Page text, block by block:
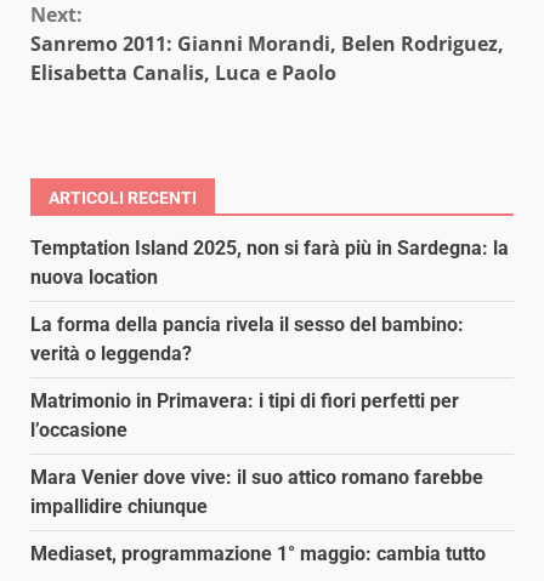
Next:
Sanremo 2011: Gianni Morandi, Belen Rodriguez,
Elisabetta Canalis, Luca e Paolo
ARTICOLI RECENTI
Temptation Island 2025, non si farà più in Sardegna: la
nuova location
La forma della pancia rivela il sesso del bambino:
verità o leggenda?
Matrimonio in Primavera: i tipi di fiori perfetti per
l’occasione
Mara Venier dove vive: il suo attico romano farebbe
impallidire chiunque
Mediaset, programmazione 1° maggio: cambia tutto